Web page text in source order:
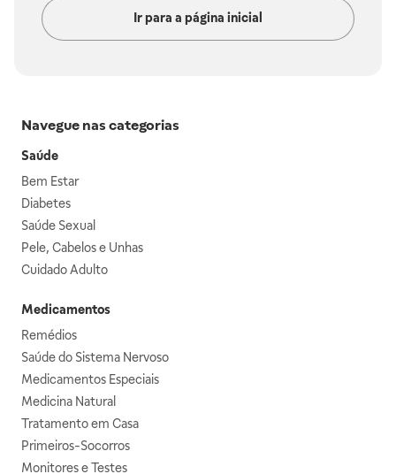
Ir para a página inicial
Navegue nas categorias
Saúde
Bem Estar
Diabetes
Saúde Sexual
Pele, Cabelos e Unhas
Cuidado Adulto
Medicamentos
Remédios
Saúde do Sistema Nervoso
Medicamentos Especiais
Medicina Natural
Tratamento em Casa
Primeiros-Socorros
Monitores e Testes